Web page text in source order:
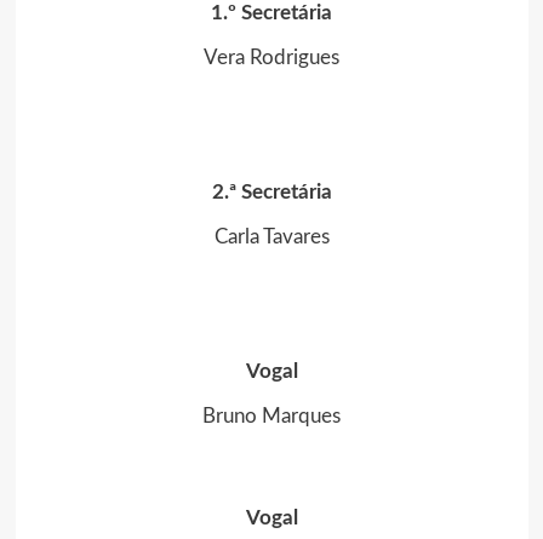
1.º Secretária
Vera Rodrigues
2.ª Secretária
Carla Tavares
Vogal
Bruno Marques
Vogal